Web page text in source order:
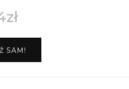
zł
SAM!